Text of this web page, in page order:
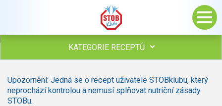
KATEGORIE RECEPTŮ
Polévky
Studená kuchyně
Upozornění: Jedná se o recept uživatele STOBklubu, který
neprochází kontrolou a nemusí splňovat nutriční zásady
STOBu.